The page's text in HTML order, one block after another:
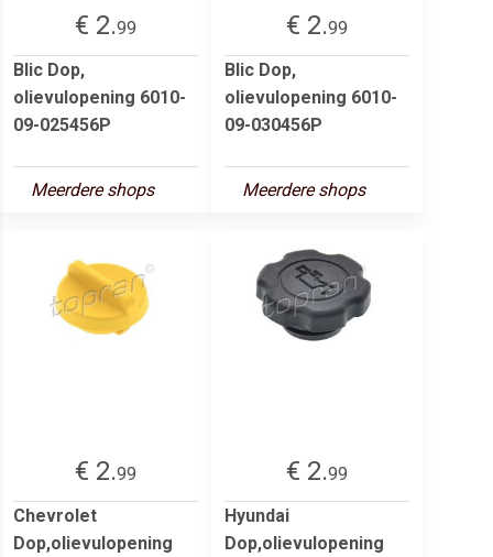
€ 2.99
Blic Dop,
olievulopening 6010-
09-025456P
Meerdere shops
€ 2.99
Blic Dop,
olievulopening 6010-
09-030456P
Meerdere shops
€ 2.99
Chevrolet
Dop,olievulopening
€ 2.99
Hyundai
Dop,olievulopening